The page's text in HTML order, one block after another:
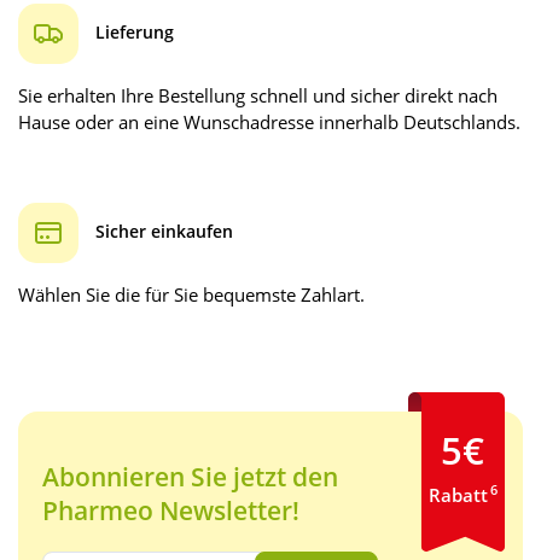
Lieferung
Sie erhalten Ihre Bestellung schnell und sicher direkt nach
Hause oder an eine Wunschadresse innerhalb Deutschlands.
Sicher einkaufen
Wählen Sie die für Sie bequemste Zahlart.
Abonnieren Sie jetzt den
Pharmeo Newsletter!
5€
Rabatt6